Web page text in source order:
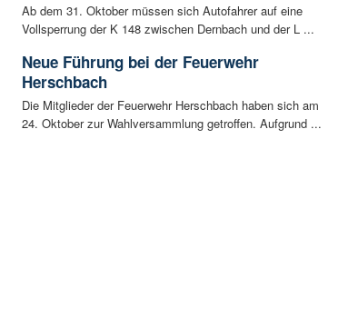
Ab dem 31. Oktober müssen sich Autofahrer auf eine
Vollsperrung der K 148 zwischen Dernbach und der L ...
Neue Führung bei der Feuerwehr
Herschbach
Die Mitglieder der Feuerwehr Herschbach haben sich am
24. Oktober zur Wahlversammlung getroffen. Aufgrund ...